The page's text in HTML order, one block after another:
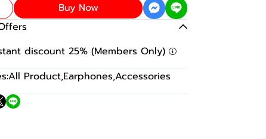
Buy Now
discount 25% (Members Only)
All Product,Earphones,Accessories